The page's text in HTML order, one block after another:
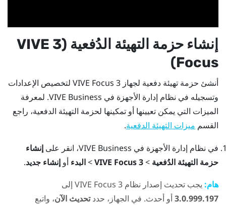
إنشاء حزمة التهيئة الدُفعية (3
VIVE
Focus
)
أنشئ حزمة تهيئة دفعية لجهاز 3 VIVE Focus لتخصيص الإعدادات
وتسجيله في نظام إدارة الأجهزة في VIVE Business
. لمعرفة
الميزات التي يمكن تعيينها أو تمكينها لحزمة التهيئة الدفعية، راجع
القسم ميزات التهيئة الدفعية.
في نظام إدارة الأجهزة في VIVE Business ، انقر على إنشاء
حزمة التهيئة الدُفعية >
VIVE Focus 3
>البدء أو إنشاء جديد.
هام: يجب تحديث إصدار نظام 3 VIVE Focus إلى
3.0.999.197أو أحدث. في الجهاز، حددتحديث الآن، واتبع